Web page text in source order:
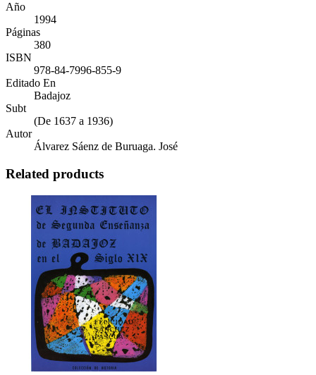
Año
1994
Páginas
380
ISBN
978-84-7996-855-9
Editado En
Badajoz
Subt
(De 1637 a 1936)
Autor
Álvarez Sáenz de Buruaga. José
Related products